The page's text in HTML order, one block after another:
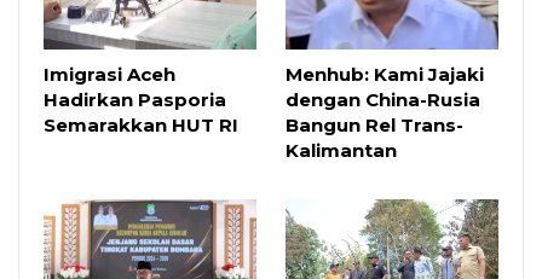
Imigrasi Aceh
Hadirkan Pasporia
Semarakkan HUT RI
Menhub: Kami Jajaki
dengan China-Rusia
Bangun Rel Trans-
Kalimantan